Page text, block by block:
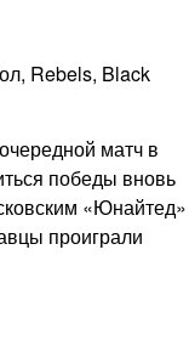
матч в
победы вновь
«Юнайтед»
проиграли